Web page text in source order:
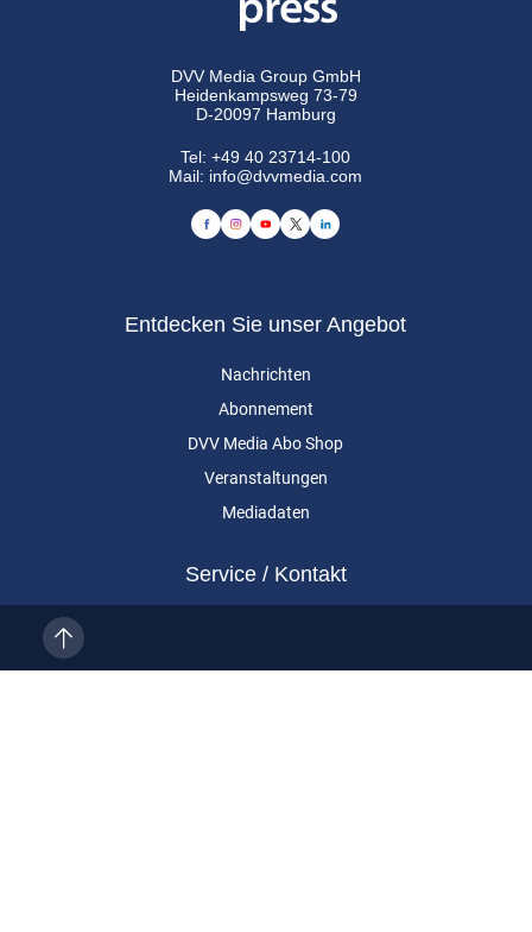
DVV Media Group GmbH
Heidenkampsweg 73-79
D-20097 Hamburg
Tel:+49 40 23714-100
Mail: info@dvvmedia.com
Entdecken Sie unser Angebot
Nachrichten
Abonnement
DVV Media Abo Shop
Veranstaltungen
Mediadaten
Service / Kontakt